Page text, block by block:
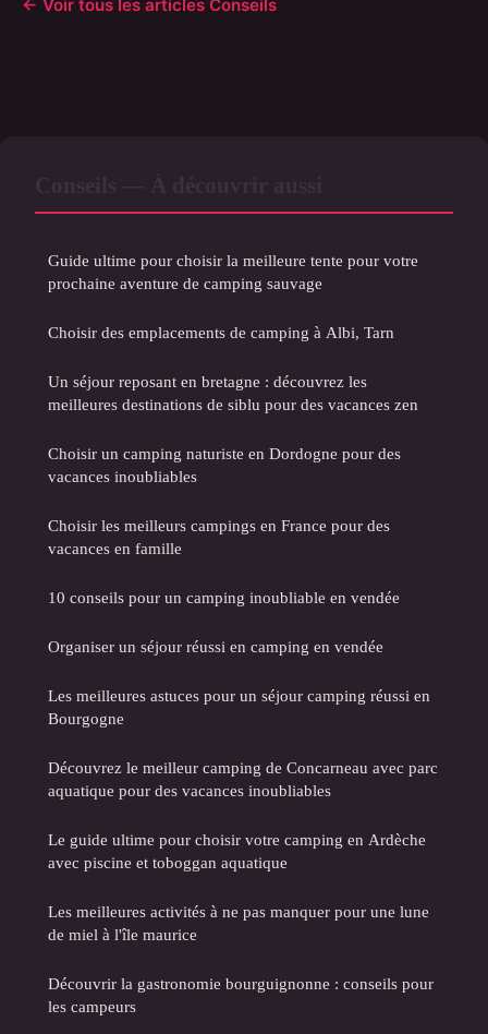
← Voir tous les articles Conseils
Guide ultime pour choisir la meilleure tente pour votre
prochaine aventure de camping sauvage
Choisir des emplacements de camping à Albi, Tarn
Un séjour reposant en bretagne : découvrez les
meilleures destinations de siblu pour des vacances zen
Choisir un camping naturiste en Dordogne pour des
vacances inoubliables
Choisir les meilleurs campings en France pour des
vacances en famille
10 conseils pour un camping inoubliable en vendée
Organiser un séjour réussi en camping en vendée
Les meilleures astuces pour un séjour camping réussi en
Bourgogne
Découvrez le meilleur camping de Concarneau avec parc
aquatique pour des vacances inoubliables
Le guide ultime pour choisir votre camping en Ardèche
avec piscine et toboggan aquatique
Les meilleures activités à ne pas manquer pour une lune
de miel à l'île maurice
Découvrir la gastronomie bourguignonne : conseils pour
les campeurs